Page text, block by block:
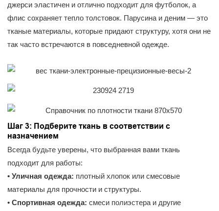
джерси эластичен и отлично подходит для футболок, а
флис сохраняет тепло толстовок. Парусина и деним — это
тканые материалы, которые придают структуру, хотя они не
так часто встречаются в повседневной одежде.
Шаг 3: Подберите ткань в соответствии с
назначением
Всегда будьте уверены, что выбранная вами ткань
подходит для работы:
• Уличная одежда: плотный хлопок или смесовые
материалы для прочности и структуры.
• Спортивная одежда: смеси полиэстера и другие